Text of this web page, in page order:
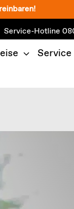
Service-Hotline
Service